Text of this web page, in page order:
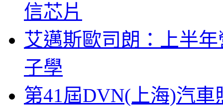
信芯片
艾邁斯歐司朗：上半
子學
第41屆DVN(上海)汽